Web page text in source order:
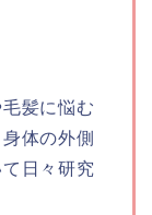
髪に悩む
体の外側
日々研究